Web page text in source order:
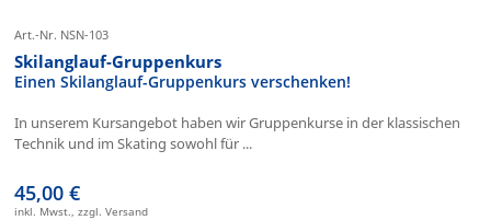
Art.-Nr. NSN-103
Skilanglauf-Gruppenkurs
Einen Skilanglauf-Gruppenkurs verschenken!
In unserem Kursangebot haben wir Gruppenkurse in der klassischen
Technik und im Skating sowohl für ...
45,00 €
inkl. Mwst., zzgl. Versand